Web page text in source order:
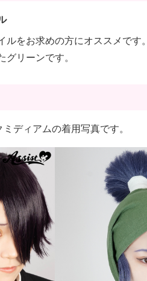
をお求めの方にオススメです。
グリーンです。
ディアムの着用写真です。